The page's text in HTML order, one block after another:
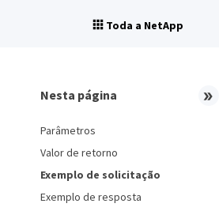
Toda a NetApp
Nesta página
Parâmetros
Valor de retorno
Exemplo de solicitação
Exemplo de resposta